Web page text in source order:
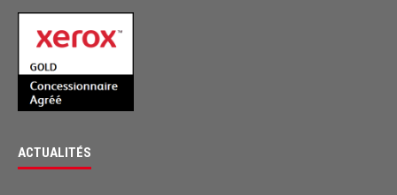
ACTUALITÉS